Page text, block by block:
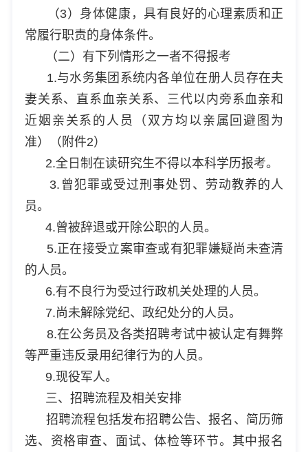
（3）身体健康，具有良好的心理素质和正
常履行职责的身体条件。
（二）有下列情形之一者不得报考
1.与水务集团系统内各单位在册人员存在夫
妻关系、直系血亲关系、三代以内旁系血亲和
近姻亲关系的人员（双方均以亲属回避图为
准）（附件2）
2.全日制在读研究生不得以本科学历报考。
3.曾犯罪或受过刑事处罚、劳动教养的人
员。
4.曾被辞退或开除公职的人员。
5.正在接受立案审查或有犯罪嫌疑尚未查清
的人员。
6.有不良行为受过行政机关处理的人员。
7.尚未解除党纪、政纪处分的人员。
8.在公务员及各类招聘考试中被认定有舞弊
等严重违反录用纪律行为的人员。
9.现役军人。
三、招聘流程及相关安排
招聘流程包括发布招聘公告、报名、简历筛
选、资格审查、面试、体检等环节。其中报名